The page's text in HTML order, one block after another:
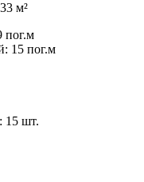
м²
пог.м
15 пог.м
15 шт.